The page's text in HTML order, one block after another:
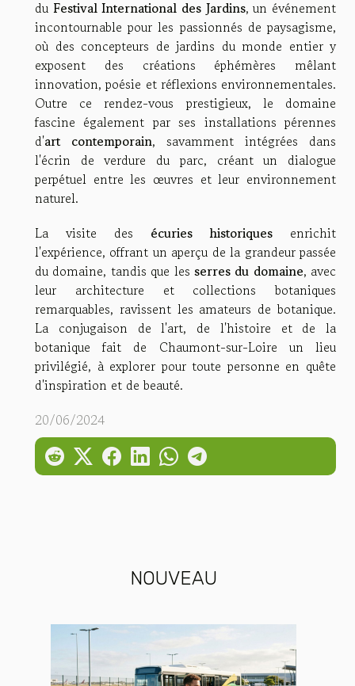
NOUVEAU
du Festival International des Jardins, un événement
incontournable pour les passionnés de paysagisme,
où des concepteurs de jardins du monde entier y
exposent des créations éphémères mêlant
innovation, poésie et réflexions environnementales.
Outre ce rendez-vous prestigieux, le domaine
fascine également par ses installations pérennes
d'art contemporain, savamment intégrées dans
l'écrin de verdure du parc, créant un dialogue
perpétuel entre les œuvres et leur environnement
naturel.
La visite des écuries historiques enrichit
l'expérience, offrant un aperçu de la grandeur passée
du domaine, tandis que les serres du domaine, avec
leur architecture et collections botaniques
remarquables, ravissent les amateurs de botanique.
La conjugaison de l'art, de l'histoire et de la
botanique fait de Chaumont-sur-Loire un lieu
privilégié, à explorer pour toute personne en quête
d'inspiration et de beauté.
20/06/2024